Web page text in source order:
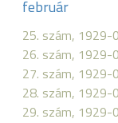
február
25. szám, 1929-
26. szám, 1929-
27. szám, 1929-
28. szám, 1929-
29. szám, 1929-